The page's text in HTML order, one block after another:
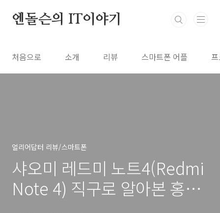
엔돌슨의 IT이야기
처음으로 소개 리뷰 스마트폰 어플
얼리어답터 리뷰/스마트폰
샤오미 레드미 노트4(Redmi
Note 4) 직구로 알아본 홍미